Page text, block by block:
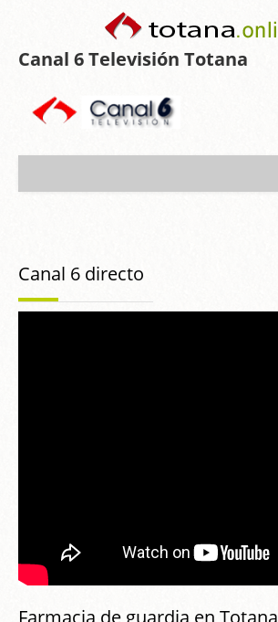
Canal 6 Televisión Totana
Programas emitidos
Canal 6 directo
Farmacia de guardia en Totana